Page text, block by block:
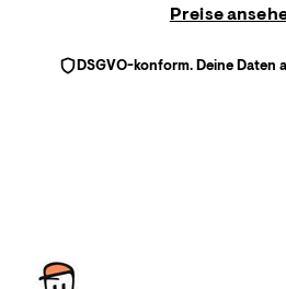
Preise
DSGVO-konform. Deine Daten